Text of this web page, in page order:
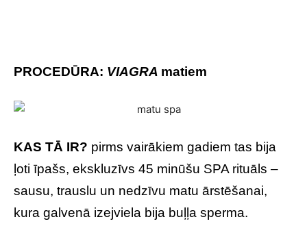
PROCEDŪRA: VIAGRA matiem
KAS TĀ IR? pirms vairākiem gadiem tas bija
ļoti īpašs, ekskluzīvs 45 minūšu SPA rituāls –
sausu, trauslu un nedzīvu matu ārstēšanai,
kura galvenā izejviela bija buļļa sperma.